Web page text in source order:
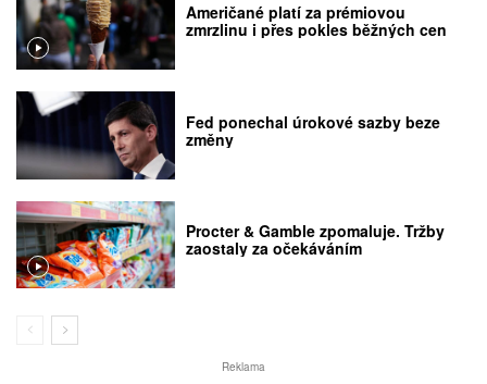
Američané platí za prémiovou
zmrzlinu i přes pokles běžných cen
Fed ponechal úrokové sazby beze
změny
Procter & Gamble zpomaluje. Tržby
zaostaly za očekáváním
Reklama